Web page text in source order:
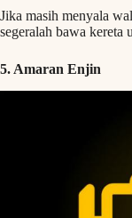
Jika masih menyala
segeralah bawa kereta
5. Amaran Enjin